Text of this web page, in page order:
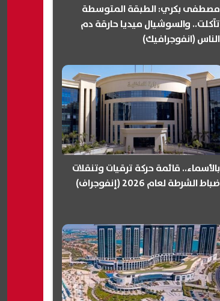
مصطفى بكري: الطبقة المتوسطة
تآكلت.. والسوشيال ميديا حارقة دم
الناس (انفوجرافيك)
بالأسماء.. قائمة حركة ترقيات وتنقلات
ضباط الشرطة لعام 2026 (إنفوجراف)